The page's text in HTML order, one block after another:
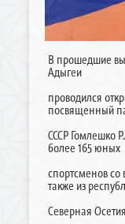
В прошедшие
Адыгеи
проводился
посвященный
СССР Гомлешко
более 165 юных
спортсменов со
также из
Северная